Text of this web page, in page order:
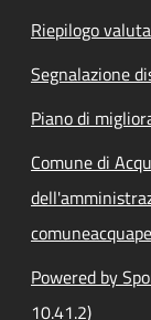
Riepilogo
Segnalazione
Piano di
Comune di
Powered by
10.41.2)